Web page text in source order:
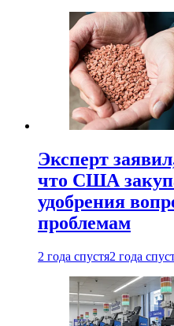
Эксперт
что США
удобрения
проблемам
2 года спустя2 года